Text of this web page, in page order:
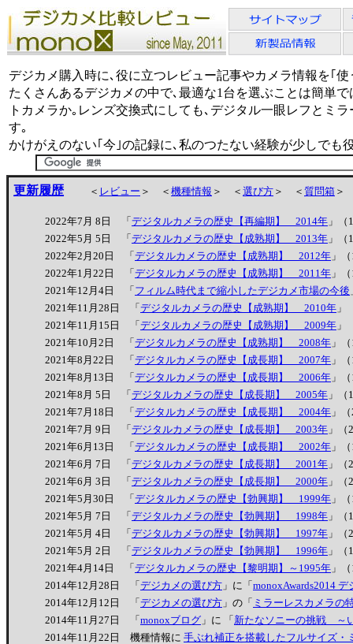
デジカメ購入時に､役に立つレビュー記事やカメラ情報を｢
たくさんあるデジカメの中で､最適な1台を選ぶことは簡単
トカメラか｡レンズ交換式にしても､デジタル一眼レフとミ
す｡
かけがえのない｢今｣の記録に､私のつたない経験が少しでも
更新履歴 ＜ レビュー ＞ ＜ 機種情報 ＞ ＜ 選び方 ＞ ＜ 質問箱 ＞
2022年7月 8日 「 デジタルカメラの歴史【再編期】 2014年 」
2022年5月 5日 「 デジタルカメラの歴史【成熟期】 2013年 」
2022年2月20日 「 デジタルカメラの歴史【成熟期】 2012年 」
2022年1月22日 「 デジタルカメラの歴史【成熟期】 2011年 」
2021年12月4日 「 フィルム時代まで縮小したデジカメ市場の今後
2021年11月28日 「 デジタルカメラの歴史【成熟期】 2010年 」
2021年11月15日 「 デジタルカメラの歴史【成熟期】 2009年 」
2021年10月2日 「 デジタルカメラの歴史【成熟期】 2008年 」
2021年8月22日 「 デジタルカメラの歴史【成長期】 2007年 」
2021年8月13日 「 デジタルカメラの歴史【成長期】 2006年 」
2021年8月 5日 「 デジタルカメラの歴史【成長期】 2005年 」
2021年7月18日 「 デジタルカメラの歴史【成長期】 2004年 」
2021年7月 9日 「 デジタルカメラの歴史【成長期】 2003年 」
2021年6月13日 「 デジタルカメラの歴史【成長期】 2002年 」
2021年6月 7日 「 デジタルカメラの歴史【成長期】 2001年 」
2021年6月 3日 「 デジタルカメラの歴史【成長期】 2000年 」
2021年5月30日 「 デジタルカメラの歴史【勃興期】 1999年 」
2021年5月 7日 「 デジタルカメラの歴史【勃興期】 1998年 」
2021年5月 4日 「 デジタルカメラの歴史【勃興期】 1997年 」
2021年5月 2日 「 デジタルカメラの歴史【勃興期】 1996年 」
2021年4月14日 「 デジタルカメラの歴史【黎明期】～1995年 」
2014年12月28日 「 デジカメの選び方 」に「 monoxAwards2014 デ
2014年12月12日 「 デジカメの選び方 」の「 ミラーレスカメラの
2014年11月27日 「 monoxブログ 」に 「 新たなソニーの挑戦 ～
2014年11月22日 機種情報に 手ぶれ補正を搭載したフルサイズ・